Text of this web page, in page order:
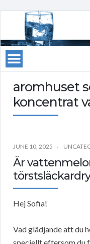
aromhuset
koncentrat
JUNE 10, 2025
Är
Hej Sofia!
Vad glädjande att du